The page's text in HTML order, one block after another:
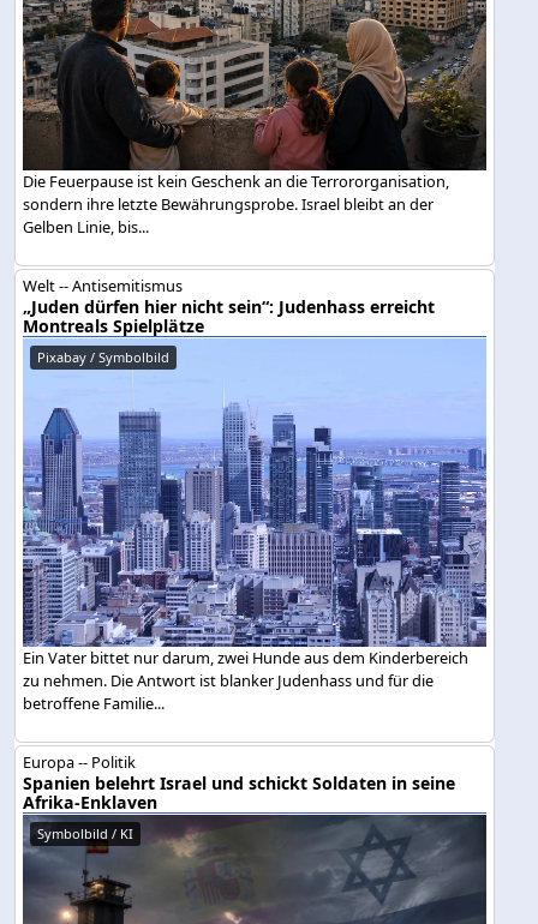
Die Feuerpause ist kein Geschenk an die Terrororganisation,
sondern ihre letzte Bewährungsprobe. Israel bleibt an der
Gelben Linie, bis...
Welt -- Antisemitismus
„Juden dürfen hier nicht sein“: Judenhass erreicht
Montreals Spielplätze
Pixabay / Symbolbild
Ein Vater bittet nur darum, zwei Hunde aus dem Kinderbereich
zu nehmen. Die Antwort ist blanker Judenhass und für die
betroffene Familie...
Europa -- Politik
Spanien belehrt Israel und schickt Soldaten in seine
Afrika-Enklaven
Symbolbild / KI